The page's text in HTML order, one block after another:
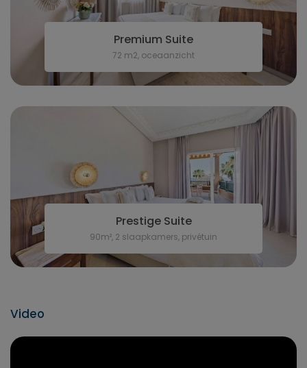
Premium Suite
72 m2, oceaanzicht
Prestige Suite
90m², 2 slaapkamers, privétuin
Video